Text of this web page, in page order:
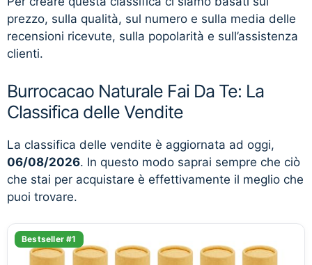
prezzo, sulla qualità, sul numero e sulla media delle
recensioni ricevute, sulla popolarità e sull’assistenza
clienti.
Burrocacao Naturale Fai Da Te: La
Classifica delle Vendite
La classifica delle vendite è aggiornata ad oggi,
06/08/2026. In questo modo saprai sempre che ciò
che stai per acquistare è effettivamente il meglio che
puoi trovare.
Bestseller #1